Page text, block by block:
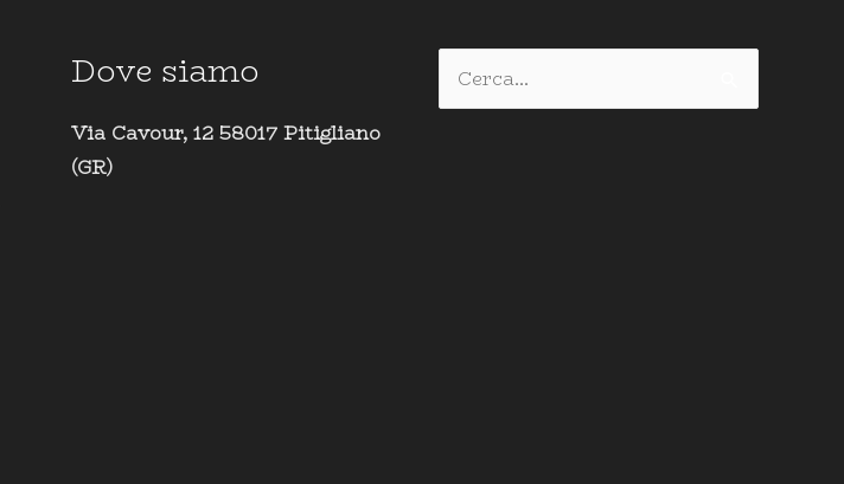
Dove siamo
Via Cavour, 12 58017 Pitigliano
(GR)
Cerca: